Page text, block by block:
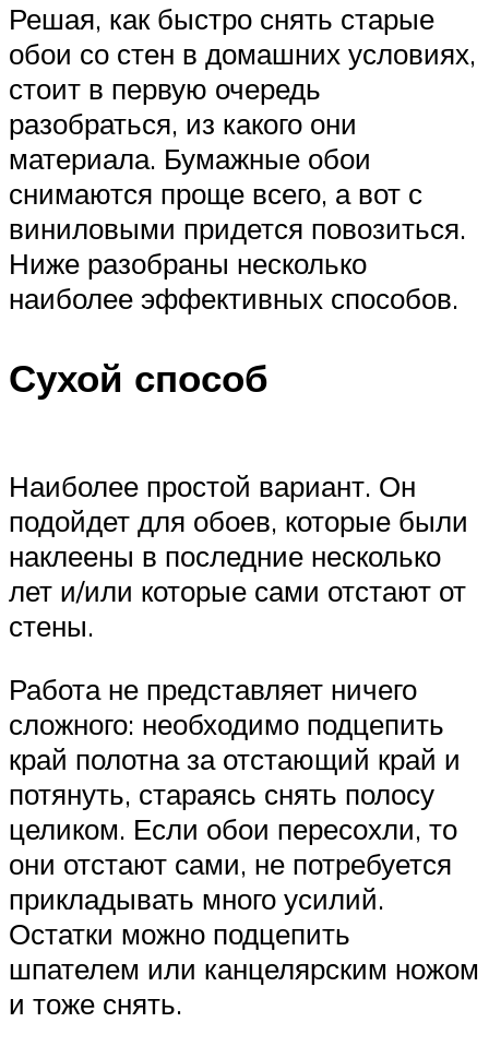
Решая, как быстро снять старые
обои со стен в домашних условиях,
стоит в первую очередь
разобраться, из какого они
материала. Бумажные обои
снимаются проще всего, а вот с
виниловыми придется повозиться.
Ниже разобраны несколько
наиболее эффективных способов.
Сухой способ
Наиболее простой вариант. Он
подойдет для обоев, которые были
наклеены в последние несколько
лет и/или которые сами отстают от
стены.
Работа не представляет ничего
сложного: необходимо подцепить
край полотна за отстающий край и
потянуть, стараясь снять полосу
целиком. Если обои пересохли, то
они отстают сами, не потребуется
прикладывать много усилий.
Остатки можно подцепить
шпателем или канцелярским ножом
и тоже снять.